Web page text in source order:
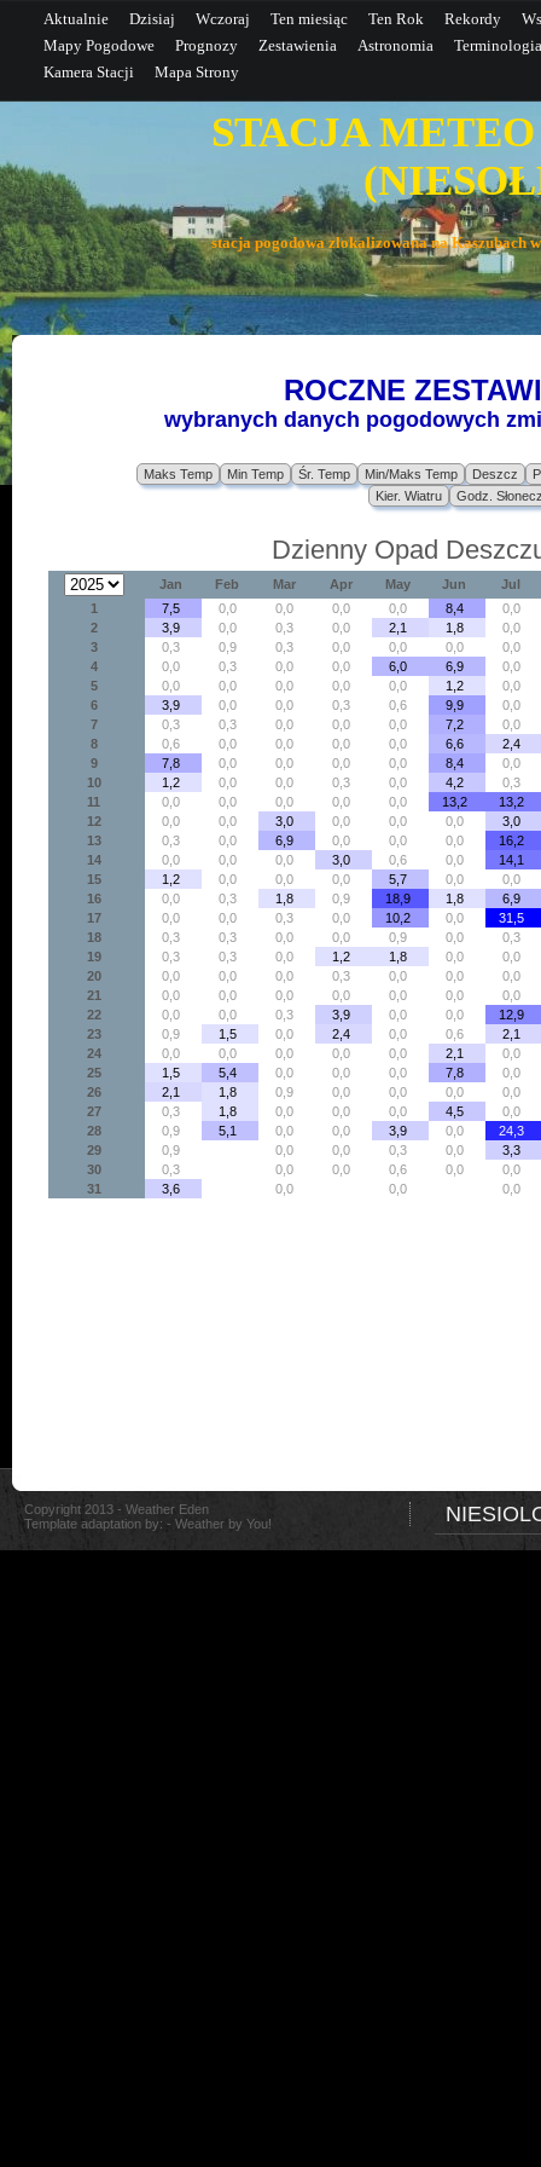
Aktualnie Dzisiaj Wczoraj Ten miesiąc Ten Rok Rekordy
Mapy Pogodowe
Prognozy Zestawienia Astronomia
Terminologia
Kamera Stacji
Mapa Strony
STACJA
stacja pogodowa zlokalizowana na
ROCZNE
wybranych danych pogodowych
Maks Temp Min Temp Śr. Temp Min/Maks Temp Deszcz
Kier. Wiatru
Godz.
Dzienny Opad
Jan Feb Mar Apr May Jun
Jul
1
7,5 0,0 0,0 0,0 0,0 8,4
0,0
2
3,9 0,0 0,3 0,0 2,1 1,8
0,0
3
0,3 0,9 0,3 0,0 0,0 0,0
0,0
4
0,0 0,3 0,0 0,0 6,0 6,9
0,0
5
0,0 0,0 0,0 0,0 0,0 1,2
0,0
6
3,9 0,0 0,0 0,3 0,6 9,9
0,0
7
0,3 0,3 0,0 0,0 0,0 7,2
0,0
8
0,6 0,0 0,0 0,0 0,0 6,6
2,4
9
7,8 0,0 0,0 0,0 0,0 8,4
0,0
10
1,2 0,0 0,0 0,3 0,0 4,2
0,3
11
0,0 0,0 0,0 0,0 0,0 13,2
13,2
12
0,0 0,0 3,0 0,0 0,0 0,0
3,0
13
0,3 0,0 6,9 0,0 0,0 0,0
16,2
14
0,0 0,0 0,0 3,0 0,6 0,0
14,1
15
1,2 0,0 0,0 0,0 5,7 0,0
0,0
16
0,0 0,3 1,8 0,9 18,9 1,8
6,9
17
0,0 0,0 0,3 0,0 10,2 0,0
31,5
18
0,3 0,3 0,0 0,0 0,9 0,0
0,3
19
0,3 0,3 0,0 1,2 1,8 0,0
0,0
20
0,0 0,0 0,0 0,3 0,0 0,0
0,0
21
0,0 0,0 0,0 0,0 0,0 0,0
0,0
22
0,0 0,0 0,3 3,9 0,0 0,0
12,9
23
0,9 1,5 0,0 2,4 0,0 0,6
2,1
24
0,0 0,0 0,0 0,0 0,0 2,1
0,0
25
1,5 5,4 0,0 0,0 0,0 7,8
0,0
26
2,1 1,8 0,9 0,0 0,0 0,0
0,0
27
0,3 1,8 0,0 0,0 0,0 4,5
0,0
28
0,9 5,1 0,0 0,0 3,9 0,0
24,3
29
0,9 0,0 0,0 0,3 0,0
3,3
30
0,3 0,0 0,0 0,6 0,0
0,0
31
3,6 0,0 0,0 0,0
Copyright 2013 - Weather Eden
Template adaptation by: - Weather by You!